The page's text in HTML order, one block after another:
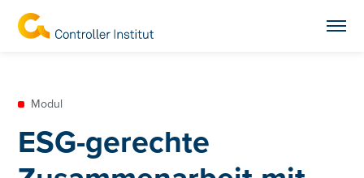
Modul
ESG-gerechte